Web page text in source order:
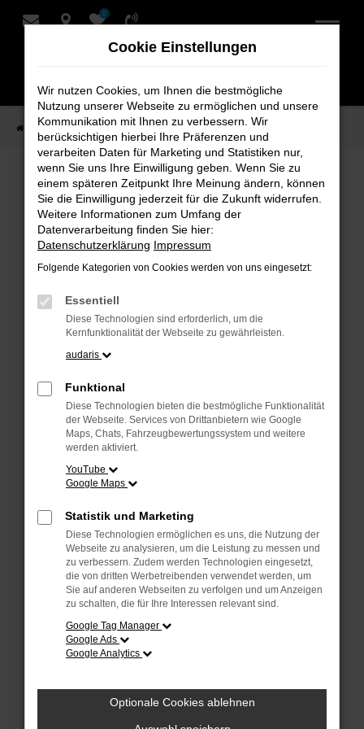
Zum
0
Startseite Verkauf Fahrzeug-Showroom
Fahrzeug-Showroom
Beim Laden ist ein Fehler aufgetreten.
Hier sind ein paar Tipps, die dir helfen können:
Überprüfe deine Firewall und deine
Internetverbindung.
Laden andere Webseiten, zum Beispiel
deine Suchmaschine?
Prüfe deine Browsererweiterungen.
Manche Erweiterungen, wie Werbeblocker,
können das Laden bestimmter Seiten
verhindern. Funktioniert die Seite in einem
anderen Browser oder in einem privaten
Fenster?
Starte dein Gerät neu.
Das kann manchmal helfen,
vorübergehende Probleme zu beheben.
Stelle sicher, dass dein Browser und dein
Betriebssystem auf dem neuesten Stand
Veraltete Software birgt nicht nur ein
Cookie Einstellungen
Wir nutzen Cookies, um Ihnen die bestmögliche
Nutzung unserer Webseite zu ermöglichen und unsere
Kommunikation mit Ihnen zu verbessern. Wir
berücksichtigen hierbei Ihre Präferenzen und
verarbeiten Daten für Marketing und Statistiken nur,
wenn Sie uns Ihre Einwilligung geben. Wenn Sie zu
einem späteren Zeitpunkt Ihre Meinung ändern, können
Sie die Einwilligung jederzeit für die Zukunft widerrufen.
Weitere Informationen zum Umfang der
Datenverarbeitung finden Sie hier:
Datenschutzerklärung Impressum
Folgende Kategorien von Cookies werden von uns eingesetzt:
Essentiell
Diese Technologien sind erforderlich, um die
Kernfunktionalität der Webseite zu gewährleisten.
audaris
Funktional
Diese Technologien bieten die bestmögliche Funktionalität
der Webseite. Services von Drittanbietern wie Google
Maps, Chats, Fahrzeugbewertungssystem und weitere
werden aktiviert.
YouTube
Google Maps
Statistik und Marketing
Diese Technologien ermöglichen es uns, die Nutzung der
Webseite zu analysieren, um die Leistung zu messen und
zu verbessern. Zudem werden Technologien eingesetzt,
die von dritten Werbetreibenden verwendet werden, um
Sie auf anderen Webseiten zu verfolgen und um Anzeigen
zu schalten, die für Ihre Interessen relevant sind.
Google Tag Manager
Google Ads
Google Analytics
Optionale Cookies ablehnen